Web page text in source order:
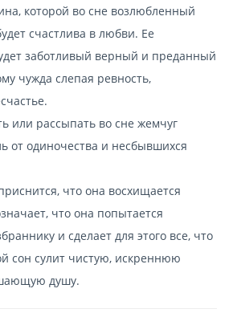
которой во сне возлюбленный
счастлива в любви. Ее
заботливый верный и преданный
чужда слепая ревность,
или рассыпать во сне жемчуг
от одиночества и несбывшихся
что она восхищается
что она попытается
и сделает для этого все, что
сон сулит чистую, искреннюю
душу.